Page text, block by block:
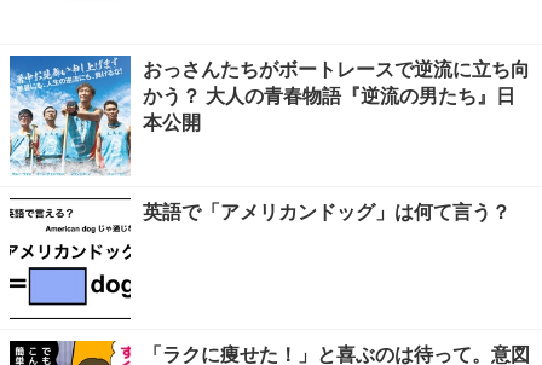
おっさんたちがボートレースで逆流に立ち向
かう？ 大人の青春物語『逆流の男たち』日
本公開
英語で「アメリカンドッグ」は何て言う？
「ラクに痩せた！」と喜ぶのは待って。意図